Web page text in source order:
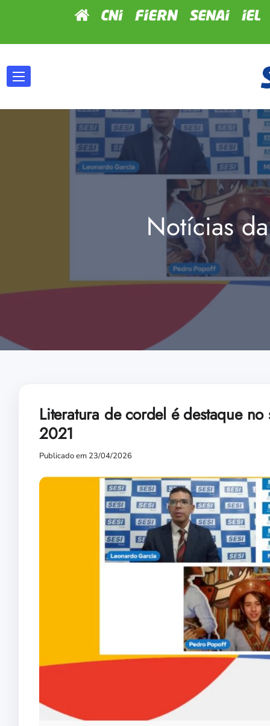
Notícias
Literatura de cordel é destaque
2021
Publicado em 23/04/2026